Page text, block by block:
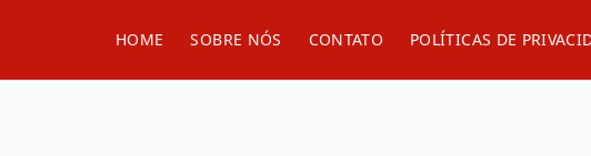
HOME SOBRE NÓS CONTATO POLÍTICAS DE